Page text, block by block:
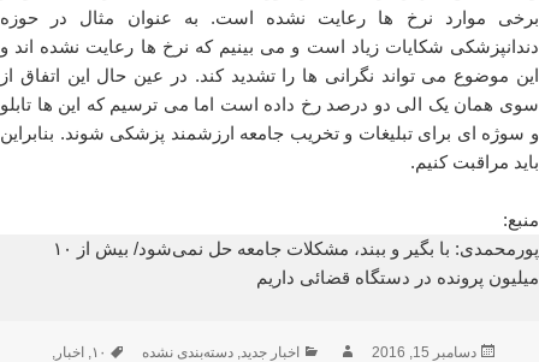
برخی موارد نرخ ها رعایت نشده است. به عنوان مثال در حوزه
دندانپزشکی شکایات زیاد است و می بینیم که نرخ ها رعایت نشده اند و
این موضوع می تواند نگرانی ها را تشدید کند. در عین حال این اتفاق از
سوی همان یک الی دو درصد رخ داده است اما می ترسیم که این ها تابلو
و سوژه ای برای تبلیغات و تخریب جامعه ارزشمند پزشکی شوند. بنابراین
باید مراقبت کنیم.
منبع:
پورمحمدی: با بگیر و ببند، مشکلات جامعه حل نمی‌شود/ بیش از ۱۰
میلیون پرونده در دستگاه قضائی داریم
ارسال
دسامبر 15, 2016 نویسندهدسته‌ها
اخبار جدید,دسته‌بندی نشده برچسب‌ها
۱۰, اخبار,